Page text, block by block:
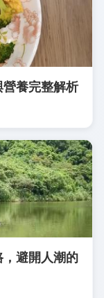
養完整解析
避開人潮的